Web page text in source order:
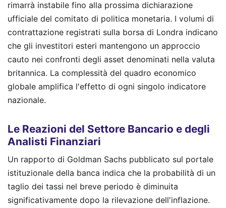
rimarrà instabile fino alla prossima dichiarazione
ufficiale del comitato di politica monetaria. I volumi di
contrattazione registrati sulla borsa di Londra indicano
che gli investitori esteri mantengono un approccio
cauto nei confronti degli asset denominati nella valuta
britannica. La complessità del quadro economico
globale amplifica l'effetto di ogni singolo indicatore
nazionale.
Le Reazioni del Settore Bancario e degli
Analisti Finanziari
Un rapporto di Goldman Sachs pubblicato sul portale
istituzionale della banca indica che la probabilità di un
taglio dei tassi nel breve periodo è diminuita
significativamente dopo la rilevazione dell'inflazione.